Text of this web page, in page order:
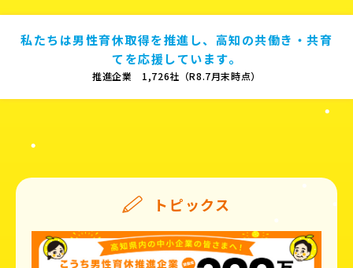
私たちは男性育休取得を推進し、高知の共働き・共育
てを応援しています。
推進企業 1,726社（R8.7月末時点）
トピックス